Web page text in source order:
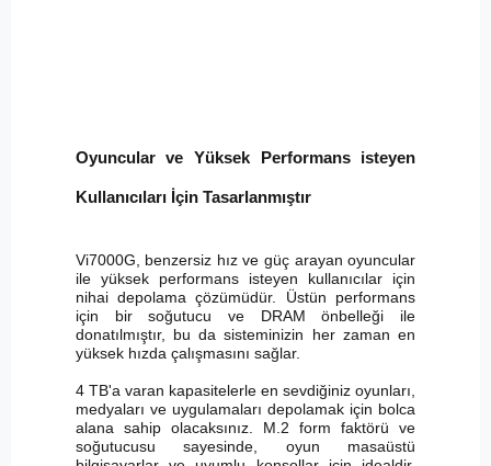
Oyuncular ve Yüksek Performans isteyen
Kullanıcıları İçin Tasarlanmıştır
Vi7000G, benzersiz hız ve güç arayan oyuncular
ile yüksek performans isteyen kullanıcılar için
nihai depolama çözümüdür. Üstün performans
için bir soğutucu ve DRAM önbelleği ile
donatılmıştır, bu da sisteminizin her zaman en
yüksek hızda çalışmasını sağlar.
4 TB'a varan kapasitelerle en sevdiğiniz oyunları,
medyaları ve uygulamaları depolamak için bolca
alana sahip olacaksınız. M.2 form faktörü ve
soğutucusu sayesinde, oyun masaüstü